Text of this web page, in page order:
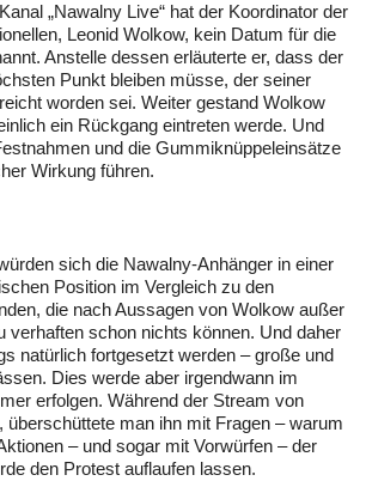
„Nawalny Live“ hat der Koordinator der
Leonid Wolkow, kein Datum für die
Anstelle dessen erläuterte er, dass der
Punkt bleiben müsse, der seiner
worden sei. Weiter gestand Wolkow
ein Rückgang eintreten werde. Und
und die Gummiknüppeleinsätze
Wirkung führen.
sich die Nawalny-Anhänger in einer
Position im Vergleich zu den
die nach Aussagen von Wolkow außer
verhaften schon nichts können. Und daher
natürlich fortgesetzt werden – große und
Dies werde aber irgendwann im
erfolgen. Während der Stream von
überschüttete man ihn mit Fragen – warum
– und sogar mit Vorwürfen – der
den Protest auflaufen lassen.